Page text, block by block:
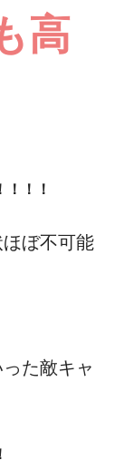
高
！！
ほぼ不可能
た敵キャ